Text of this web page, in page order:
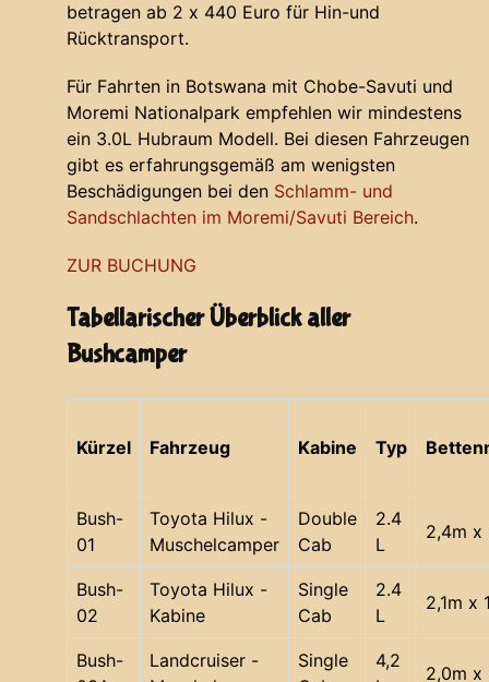
betragen ab 2 x 440 Euro für Hin-und
Rücktransport.
Für Fahrten in Botswana mit Chobe-Savuti und
Moremi Nationalpark empfehlen wir mindestens
ein 3.0L Hubraum Modell. Bei diesen Fahrzeugen
gibt es erfahrungsgemäß am wenigsten
Beschädigungen bei den Schlamm- und
Sandschlachten im Moremi/Savuti Bereich.
ZUR BUCHUNG
Tabellarischer Überblick aller
Bushcamper
Kürzel Fahrzeug Kabine Typ
Bush-
01
Toyota Hilux -
Muschelcamper
Double
Cab
2.4
L
2,4m x
Bush-
02
Toyota Hilux -
Kabine
Single
Cab
2.4
L
2,1m x
Bush-
Landcruiser -
Single
4,2
2,0m x